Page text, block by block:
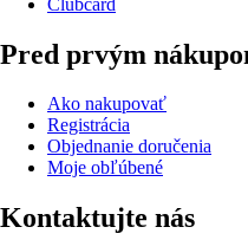
Pred prvým
Ako nakupovať
Registrácia
Objednanie doručenia
Moje obľúbené
Kontaktujte nás